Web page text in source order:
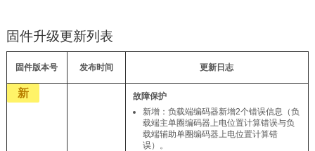
固件升级更新列表
固件版本号 发布时间 更新日志
新
故障保护
新增：负载端编码器新增2个错误信息（负
载端主单圈编码器上电位置计算错误与负
载端辅助单圈编码器上电位置计算错
误）。